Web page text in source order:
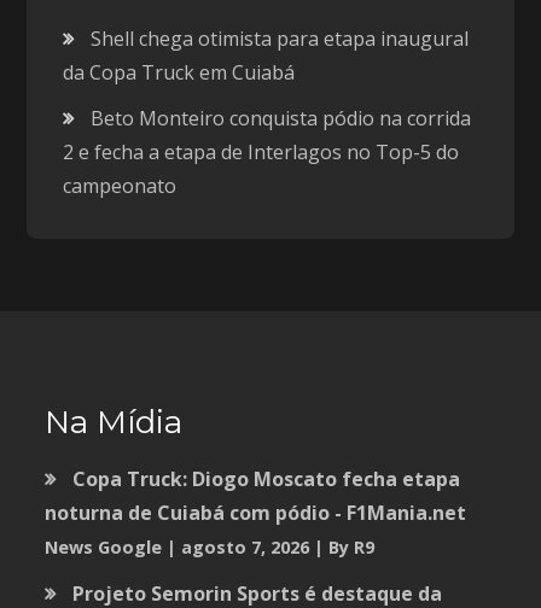
Shell chega otimista para etapa inaugural
da Copa Truck em Cuiabá
Beto Monteiro conquista pódio na corrida
2 e fecha a etapa de Interlagos no Top-5 do
campeonato
Na Mídia
Copa Truck: Diogo Moscato fecha etapa
noturna de Cuiabá com pódio - F1Mania.net
News Google agosto 7, 2026 By R9
Projeto Semorin Sports é destaque da